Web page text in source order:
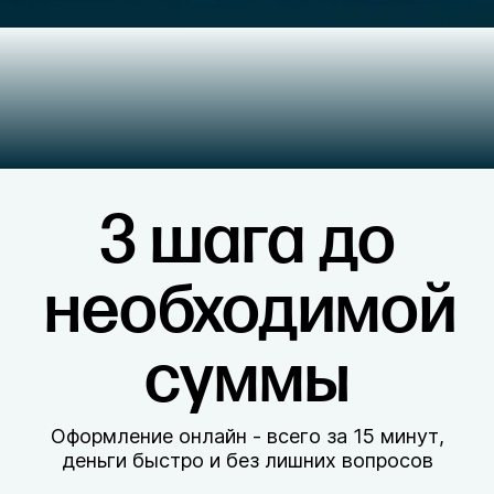
3 шага до
необходимой
суммы
Оформление онлайн - всего за 15 минут,
деньги быстро и без лишних вопросов